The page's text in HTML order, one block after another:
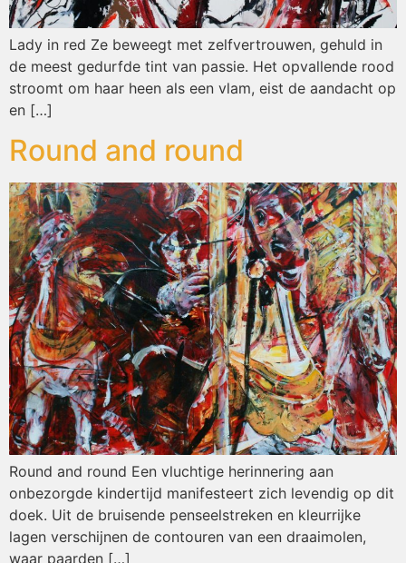
Lady in red Ze beweegt met zelfvertrouwen, gehuld in
de meest gedurfde tint van passie. Het opvallende rood
stroomt om haar heen als een vlam, eist de aandacht op
en […]
Round and round
Round and round Een vluchtige herinnering aan
onbezorgde kindertijd manifesteert zich levendig op dit
doek. Uit de bruisende penseelstreken en kleurrijke
lagen verschijnen de contouren van een draaimolen,
waar paarden […]